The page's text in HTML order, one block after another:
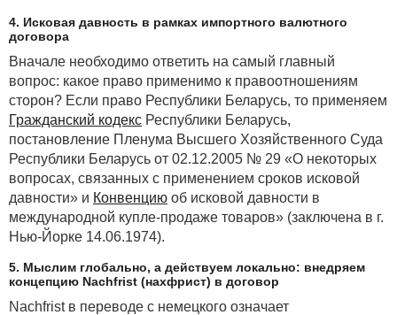
4. Исковая давность в рамках импортного валютного
договора
Вначале необходимо ответить на самый главный
вопрос: какое право применимо к правоотношениям
сторон? Если право Республики Беларусь, то применяем
Гражданский кодекс Республики Беларусь,
постановление Пленума Высшего Хозяйственного Суда
Республики Беларусь от 02.12.2005 № 29 «О некоторых
вопросах, связанных с применением сроков исковой
давности» и Конвенцию об исковой давности в
международной купле-продаже товаров» (заключена в г.
Нью-Йорке 14.06.1974).
5. Мыслим глобально, а действуем локально: внедряем
концепцию Nachfrist (нахфрист) в договор
Nachfrist в переводе с немецкого означает